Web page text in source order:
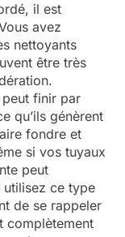
il est
avez
nettoyants
être très
peut finir par
qu’ils génèrent
fondre et
si vos tuyaux
peut
utilisez ce type
de se rappeler
complètement